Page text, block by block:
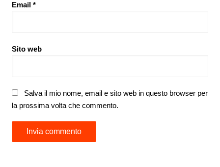
Email *
Sito web
Salva il mio nome, email e sito web in questo browser per
la prossima volta che commento.